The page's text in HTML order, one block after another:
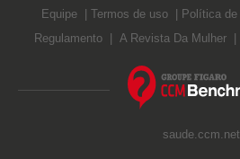
Equipe Termos de uso Política
Regulamento
A Revista Da Mulher
saude.ccm.net